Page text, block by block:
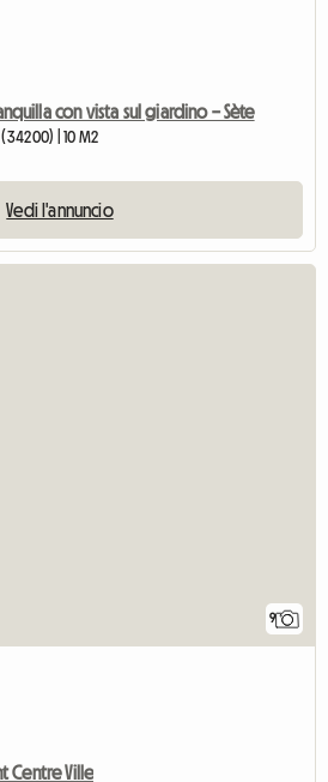
con vista sul giardino – Sète
| 10 M2
Vedi l'annuncio
9
Centre Ville